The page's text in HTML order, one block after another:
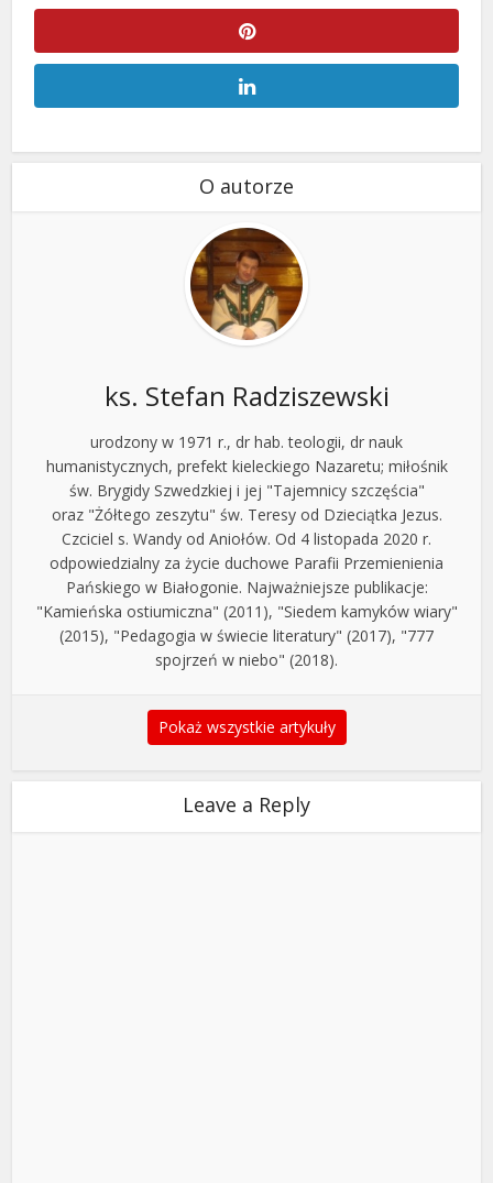
O autorze
ks. Stefan Radziszewski
urodzony w 1971 r., dr hab. teologii, dr nauk
humanistycznych, prefekt kieleckiego Nazaretu; miłośnik
św. Brygidy Szwedzkiej i jej "Tajemnicy szczęścia"
oraz "Żółtego zeszytu" św. Teresy od Dzieciątka Jezus.
Czciciel s. Wandy od Aniołów. Od 4 listopada 2020 r.
odpowiedzialny za życie duchowe Parafii Przemienienia
Pańskiego w Białogonie. Najważniejsze publikacje:
"Kamieńska ostiumiczna" (2011), "Siedem kamyków wiary"
(2015), "Pedagogia w świecie literatury" (2017), "777
spojrzeń w niebo" (2018).
Pokaż wszystkie artykuły
Leave a Reply